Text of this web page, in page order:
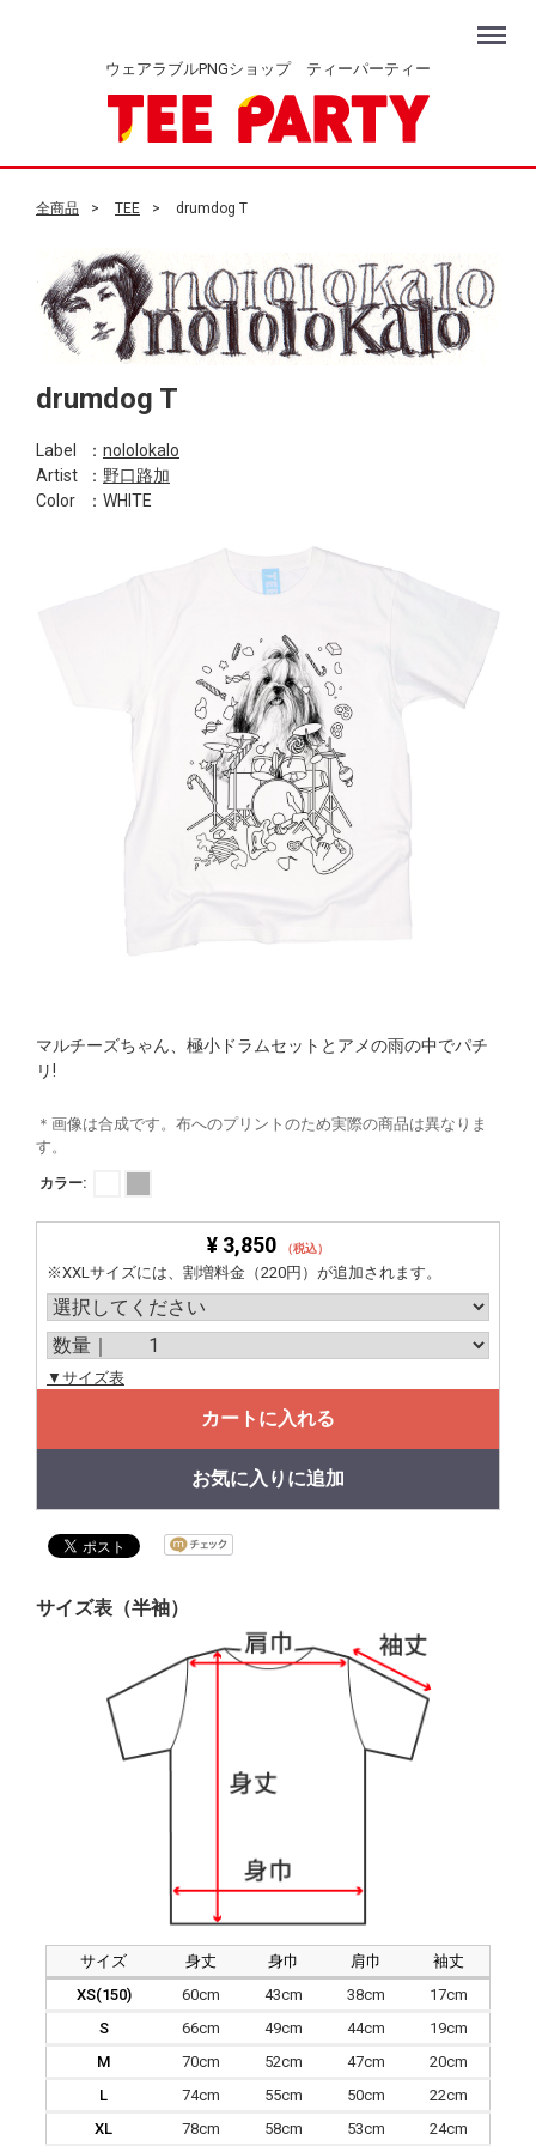
ウェアラブルPNGショップ ティーパーティー
Menu
全商品 TEE drumdog T
drumdog T
Label ： nololokalo
Artist
： 野口路加
Color
：WHITE
マルチーズちゃん、極小ドラムセットとアメの雨の中でパチ
リ!
＊画像は合成です。布へのプリントのため実際の商品は異なりま
す。
カラー:
¥ 3,850 （税込）
※XXLサイズには、割増料金（220円）が追加されます。
▼サイズ表
カートに入れる
お気に入りに追加
サイズ表（半袖）
サイズ 身丈 身巾 肩巾
袖丈
XS(150)
60cm 43cm 38cm
17cm
S
66cm 49cm 44cm
19cm
M
70cm 52cm 47cm
20cm
L
74cm 55cm 50cm
22cm
XL
78cm 58cm 53cm 24cm